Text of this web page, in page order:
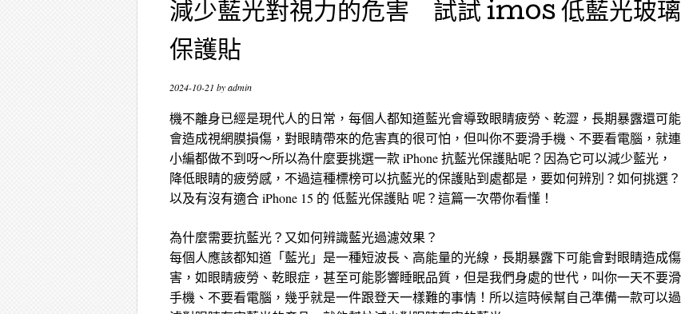
減少藍光對視力的危害 試試 imos 低藍光玻璃
保護貼
2024-10-21 byadmin
機不離身已經是現代人的日常，每個人都知道藍光會導致眼睛疲勞、乾澀，長期暴露還可能
會造成視網膜損傷，對眼睛帶來的危害真的很可怕，但叫你不要滑手機、不要看電腦，就連
小編都做不到呀～所以為什麼要挑選一款 iPhone 抗藍光保護貼呢？因為它可以減少藍光，
降低眼睛的疲勞感，不過這種標榜可以抗藍光的保護貼到處都是，要如何辨別？如何挑選？
以及有沒有適合 iPhone 15 的 低藍光保護貼 呢？這篇一次帶你看懂！
為什麼需要抗藍光？又如何辨識藍光過濾效果？
每個人應該都知道「藍光」是一種短波長、高能量的光線，長期暴露下可能會對眼睛造成傷
害，如眼睛疲勞、乾眼症，甚至可能影響睡眠品質，但是我們身處的世代，叫你一天不要滑
手機、不要看電腦，幾乎就是一件跟登天一樣難的事情！所以這時候幫自己準備一款可以過